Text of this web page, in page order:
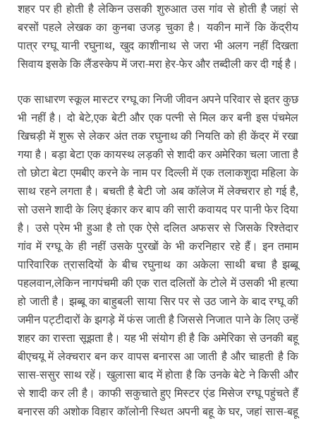
शहर पर ही होती है लेकिन उसकी शुरुआत उस गांव से होती है जहां से
बरसों पहले लेखक का कुनबा उजड़ चुका है। यकीन मानें कि केंद्रीय
पात्र रग्घू यानी रघुनाथ, खुद काशीनाथ से जरा भी अलग नहीं दिखता
सिवाय इसके कि लैंडस्केप में जरा-मरा हेर-फेर और तब्दीली कर दी गई है।
एक साधारण स्कूल मास्टर रग्घू का निजी जीवन अपने परिवार से इतर कुछ
भी नहीं है। दो बेटे,एक बेटी और एक पत्नी से मिल कर बनी इस पंचमेल
खिचड़ी में शुरू से लेकर अंत तक रघुनाथ की नियति को ही केंद्र में रखा
गया है। बड़ा बेटा एक कायस्थ लड़की से शादी कर अमेरिका चला जाता है
तो छोटा बेटा एमबीए करने के नाम पर दिल्ली में एक तलाकशुदा महिला के
साथ रहने लगता है। बचती है बेटी जो अब कॉलेज में लेक्चरार हो गई है,
सो उसने शादी के लिए इंकार कर बाप की सारी कवायद पर पानी फेर दिया
है। उसे प्रेम भी हुआ है तो एक ऐसे दलित अफसर से जिसके रिश्तेदार
गांव में रग्घू के ही नहीं उसके पुरखों के भी करनिहार रहे हैं। इन तमाम
पारिवारिक त्रासदियों के बीच रघुनाथ का अकेला साथी बचा है झब्बू
पहलवान,लेकिन नागपंचमी की एक रात दलितों के टोले में उसकी भी हत्या
हो जाती है। झब्बू का बाहुबली साया सिर पर से उठ जाने के बाद रग्घू की
जमीन पट्टीदारों के झगड़े में फंस जाती है जिससे निजात पाने के लिए उन्हें
शहर का रास्ता सूझता है। यह भी संयोग ही है कि अमेरिका से उनकी बहू
बीएचयू में लेक्चरार बन कर वापस बनारस आ जाती है और चाहती है कि
सास-ससुर साथ रहें। खुलासा बाद में होता है कि उनके बेटे ने किसी और
से शादी कर ली है। काफी सकुचाते हुए मिस्टर एंड मिसेज रग्घू पहुंचते हैं
बनारस की अशोक विहार कॉलोनी स्थित अपनी बहू के घर, जहां सास-बहू